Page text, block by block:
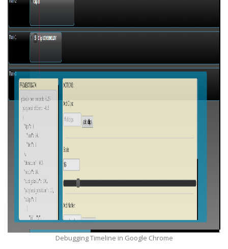
Debugging Timeline in Google Chrome